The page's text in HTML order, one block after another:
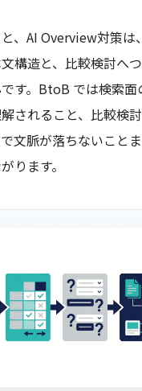
、AI Overview対策は
構造と、比較検討へ
す。BtoB では検索面
されること、比較検
文脈が落ちないこと
ります。